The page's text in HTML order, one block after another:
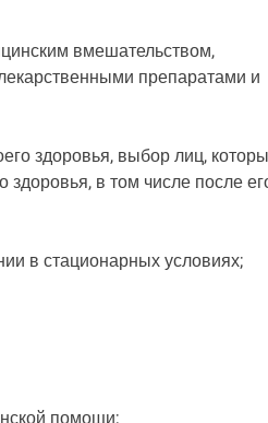
вмешательством,
препаратами и
здоровья, выбор лиц,
в том числе после
в стационарных условиях;
помощи;